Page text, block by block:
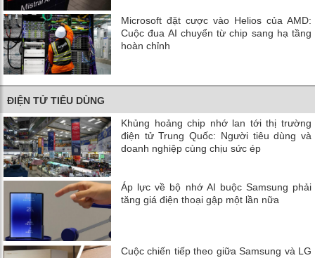
Microsoft đặt cược vào Helios của AMD:
Cuộc đua AI chuyển từ chip sang hạ tầng
hoàn chỉnh
ĐIỆN TỬ TIÊU DÙNG
Khủng hoảng chip nhớ lan tới thị trường
điện tử Trung Quốc: Người tiêu dùng và
doanh nghiệp cùng chịu sức ép
Áp lực về bộ nhớ AI buộc Samsung phải
tăng giá điện thoại gập một lần nữa
Cuộc chiến tiếp theo giữa Samsung và LG